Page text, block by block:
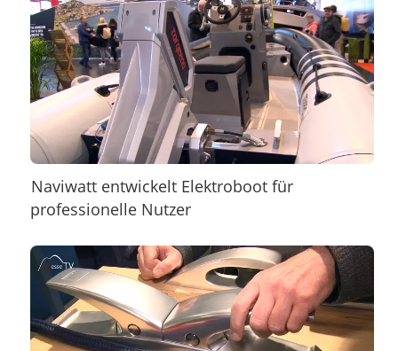
Naviwatt entwickelt Elektroboot für
professionelle Nutzer